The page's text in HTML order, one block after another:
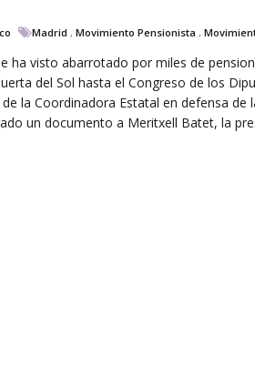
Madrid , Movimiento Pensionista ,
ha visto abarrotado por miles de
del Sol hasta el Congreso de los
la Coordinadora Estatal en defensa de
un documento a Meritxell Batet, la